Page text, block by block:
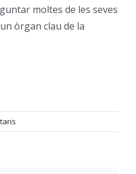
moltes de les seves
òrgan clau de la